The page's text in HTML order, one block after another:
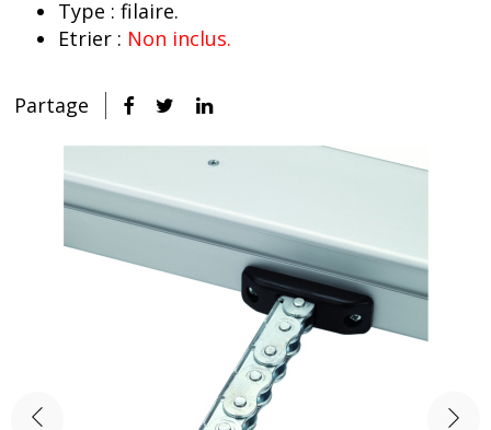
Type : filaire.
Etrier : Non inclus.
Partage